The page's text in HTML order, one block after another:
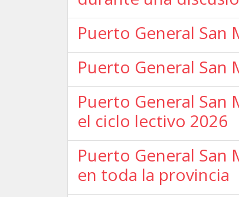
Puerto General San
Puerto General San
Puerto General San
el ciclo lectivo 2026
Puerto General San
en toda la provincia